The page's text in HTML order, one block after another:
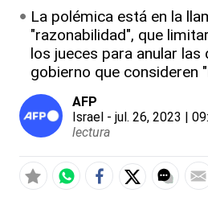
La polémica está en la
"razonabilidad", que
los jueces para anular las
gobierno que consideren
AFP
Israel - jul. 26, 2023 |
lectura